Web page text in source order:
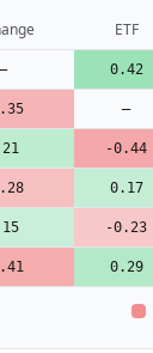
ETF
— 0.42
—
-0.44
0.17
-0.23
0.29